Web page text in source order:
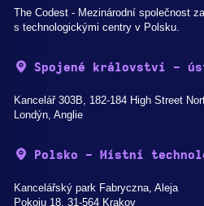
The Codest - Mezinárodní společnost
s technologickými centry v Polsku.
Spojené království -
Kancelář 303B, 182-184 High Street
Londýn, Anglie
Polsko - Místní
Kancelářský park Fabryczna, Aleja
Pokoju 18, 31-564 Krakov